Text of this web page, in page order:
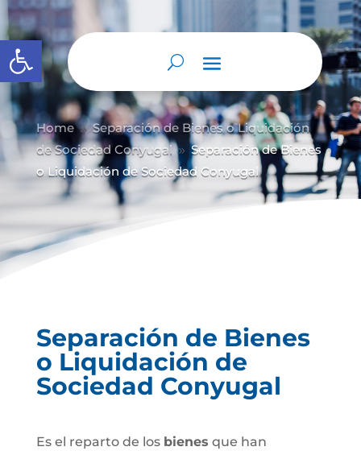
Abrir barra de herramientas
Home 9 Separación de Bienes o Liquidación
de Sociedad Conyugal 9 Separación de Bienes
o Liquidación de Sociedad Conyugal
Separación de Bienes
o Liquidación de
Sociedad Conyugal
Es el reparto de los bienes que han